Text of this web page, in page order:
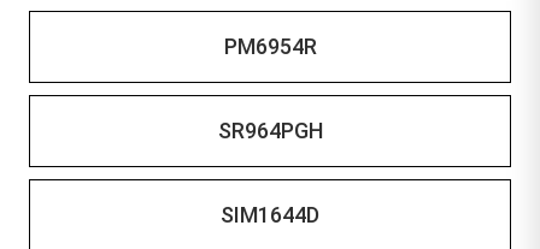
PM6954R
SR964PGH
SIM1644D